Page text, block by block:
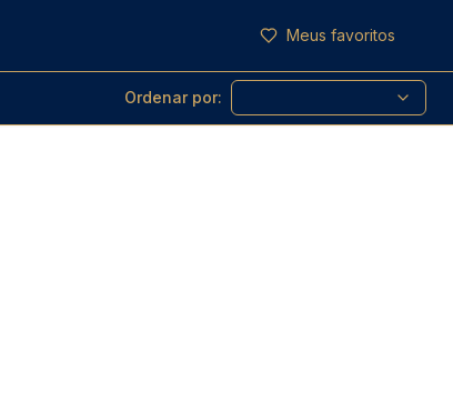
Meus favoritos
Ordenar por: